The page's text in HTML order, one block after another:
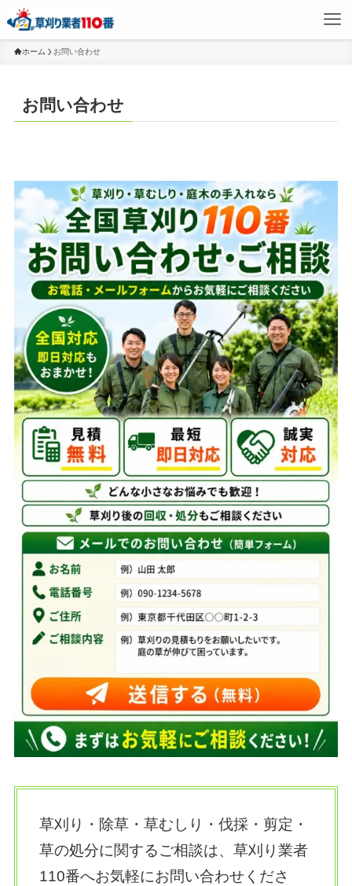
ホーム お問い合わせ
お問い合わせ
草刈り・除草・草むしり・伐採・剪定・
草の処分に関するご相談は、草刈り業者
110番へお気軽にお問い合わせくださ